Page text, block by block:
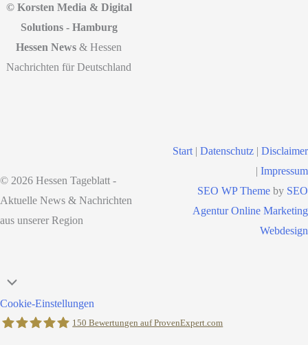
© Korsten Media & Digital
Solutions - Hamburg
Hessen News & Hessen
Nachrichten für Deutschland
© 2026 Hessen Tageblatt -
Aktuelle News & Nachrichten
aus unserer Region
Start | Datenschutz | Disclaimer
| Impressum
SEO WP Theme by SEO
Agentur Online Marketing
Webdesign
oben
scrollen
Cookie-Einstellungen
150 Bewertungen auf ProvenExpert.com